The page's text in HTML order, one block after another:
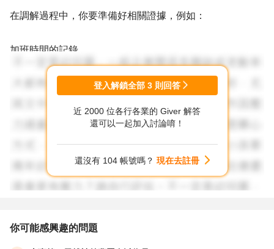
在調解過程中，你要準備好相關證據，例如：
加班時間的記錄
與經理協商的證據，例如：錄音、錄影、LINE對話等
如果你能提出充分的證據，那麼調解委員就有可能會判決你
資遣後的影響
登入解鎖全部 3 則回答
近 2000 位各行各業的 Giver 解答
還可以一起加入討論唷！
還沒有 104 帳號嗎？ 現在去註冊
你可能感興趣的問題